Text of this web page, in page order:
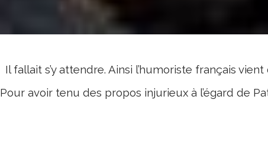
Il fallait s’y attendre. Ainsi l’humoriste français
Pour avoir tenu des propos injurieux à l’égard de